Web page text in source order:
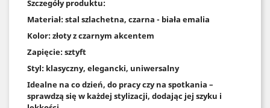
Szczegóły produktu:
Materiał: stal szlachetna, czarna - biała emalia
Kolor: złoty z czarnym akcentem
Zapięcie: sztyft
Styl: klasyczny, elegancki, uniwersalny
Idealne na co dzień, do pracy czy na spotkania –
sprawdzą się w każdej stylizacji, dodając jej szyku i